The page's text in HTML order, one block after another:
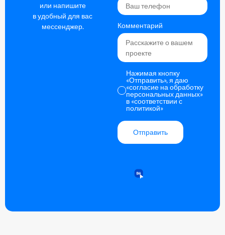
или напишите
в удобный для вас
мессенджер.
Комментарий
Нажимая кнопку
«Отправить», я даю
«согласие на обработку
персональных данных»
в «соответствии с
политикой»
Отправить